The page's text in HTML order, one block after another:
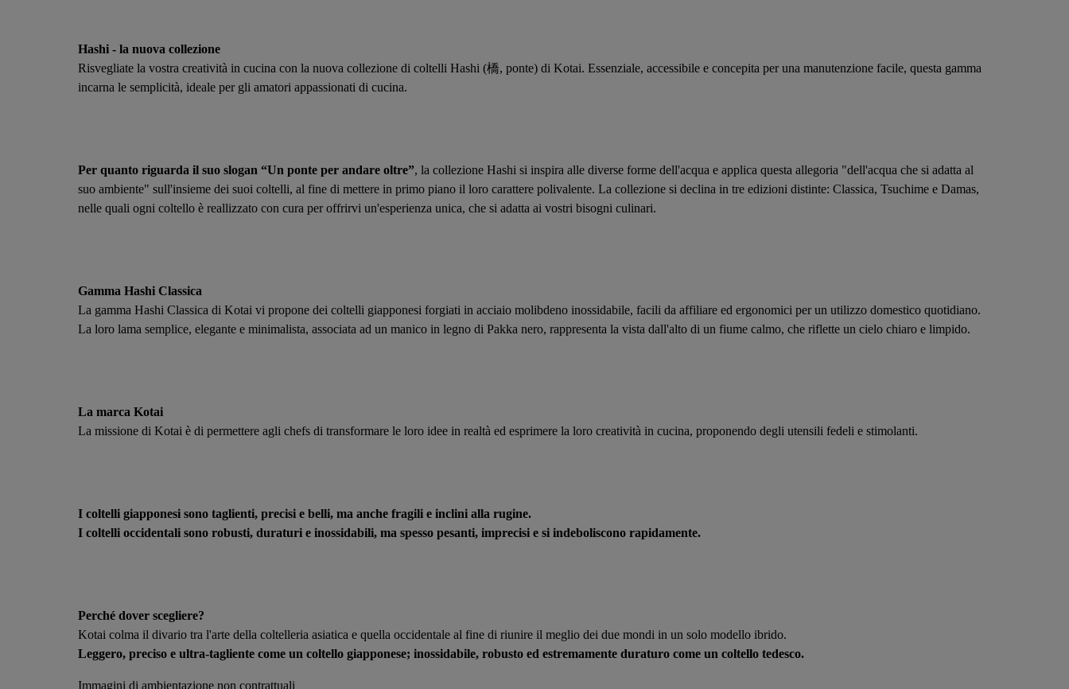
Hashi - la nuova collezione
Risvegliate la vostra creatività in cucina con la nuova collezione di coltelli Hashi (橋, ponte) di Kotai. Essenziale, accessibile e concepita per una manutenzione facile, questa gamma
incarna le semplicità, ideale per gli amatori appassionati di cucina.
Per quanto riguarda il suo slogan “Un ponte per andare oltre”, la collezione Hashi si inspira alle diverse forme dell'acqua e applica questa allegoria "dell'acqua che si adatta al
suo ambiente" sull'insieme dei suoi coltelli, al fine di mettere in primo piano il loro carattere polivalente. La collezione si declina in tre edizioni distinte: Classica, Tsuchime e Damas,
nelle quali ogni coltello è reallizzato con cura per offrirvi un'esperienza unica, che si adatta ai vostri bisogni culinari.
Gamma Hashi Classica
La gamma Hashi Classica di Kotai vi propone dei coltelli giapponesi forgiati in acciaio molibdeno inossidabile, facili da affiliare ed ergonomici per un utilizzo domestico quotidiano.
La loro lama semplice, elegante e minimalista, associata ad un manico in legno di Pakka nero, rappresenta la vista dall'alto di un fiume calmo, che riflette un cielo chiaro e limpido.
La marca Kotai
La missione di Kotai è di permettere agli chefs di transformare le loro idee in realtà ed esprimere la loro creatività in cucina, proponendo degli utensili fedeli e stimolanti.
I coltelli giapponesi sono taglienti, precisi e belli, ma anche fragili e inclini alla rugine.
I coltelli occidentali sono robusti, duraturi e inossidabili, ma spesso pesanti, imprecisi e si indeboliscono rapidamente.
Perché dover scegliere?
Kotai colma il divario tra l'arte della coltelleria asiatica e quella occidentale al fine di riunire il meglio dei due mondi in un solo modello ibrido.
Leggero, preciso e ultra-tagliente come un coltello giapponese; inossidabile, robusto ed estremamente duraturo come un coltello tedesco.
Immagini di ambientazione non contrattuali